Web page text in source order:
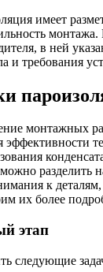
имеет
монтажа.
в ней
и требования
монтажных
эффективности
разделить
к
их более
этап
следующие